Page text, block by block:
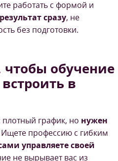
работать с формой и
сразу, не
без подготовки.
обучение
в
плотный график, но нужен
Ищете профессию с гибким
управляете своей
не вырывает вас из